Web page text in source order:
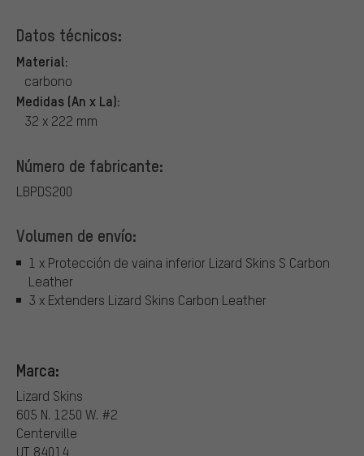
Datos técnicos:
Material:
carbono
Medidas (An x La):
32 x 222 mm
Número de fabricante:
LBPDS200
Volumen de envío:
1 x Protección de vaina inferior Lizard Skins S Carbon
Leather
3 x Extenders Lizard Skins Carbon Leather
Marca:
Lizard Skins
605 N. 1250 W. #2
Centerville
UT 84014